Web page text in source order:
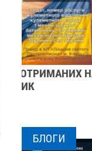
У ПОЛТАВІ
БЛОГИ